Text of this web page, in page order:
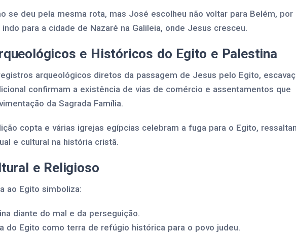
se deu pela mesma rota, mas José escolheu não voltar para Belém, por
indo para a cidade de Nazaré na Galileia, onde Jesus cresceu.
e Históricos do Egito e Palestina
arqueológicos diretos da passagem de Jesus pelo Egito,
confirmam a existência de vias de comércio e assentamentos que
da Sagrada Família.
copta e várias igrejas egípcias celebram a fuga para o Egito,
e cultural na história cristã.
e Religioso
ao Egito simboliza:
diante do mal e da perseguição.
do Egito como terra de refúgio histórica para o povo judeu.